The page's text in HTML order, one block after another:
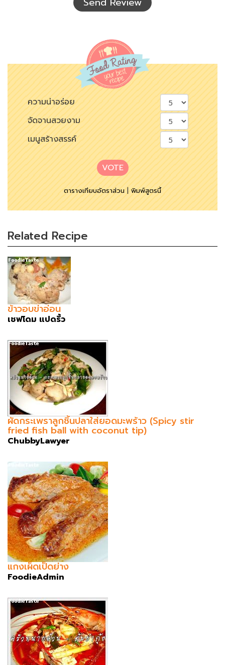
ความน่าอร่อย
จัดจานสวยงาม
เมนูสร้างสรรค์
VOTE
ตารางเทียบอัตราส่วน|พิมพ์สูตรนี้
Related Recipe
ข้าวอบข่าอ่อน
เชฟโดม แปดริ้ว
ผัดกระเพราลูกชิ้นปลาใส่ยอดมะพร้าว (Spicy stir
fried fish ball with coconut tip)
ChubbyLawyer
แกงเผ็ดเป็ดย่าง
FoodieAdmin